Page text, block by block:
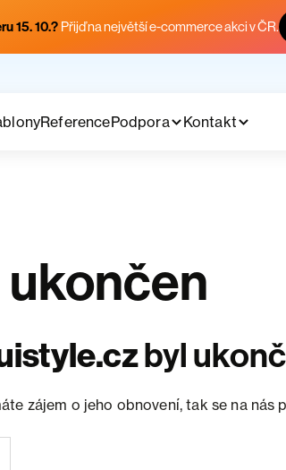
15. 10.? Přijď na největší e-commerce akci v ČR.
ReferencePodpora Kontakt
byl
zájem o jeho obnovení, tak se na nás